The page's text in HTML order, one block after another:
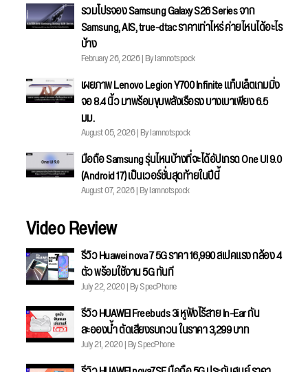
รวมโปรจอง Samsung Galaxy S26 Series จาก
Samsung, AIS, true-dtac ราคาเท่าไหร่ ค่ายไหนได้อะไร
บ้าง
February 26, 2026 | By Iamnotspock
เผยภาพ Lenovo Legion Y700 Infinite แท็บเล็ตเกมมิ่ง
จอ 8.4 นิ้ว มาพร้อมขุมพลังเรือธง บางเบาเพียง 6.5
มม.
August 05, 2026 | By Iamnotspock
มือถือ Samsung รุ่นไหนบ้างที่จะได้อัปเกรด One UI 9.0
(Android 17) เป็นเวอร์ชั่นสุดท้ายในปีนี้
August 07, 2026 | By Iamnotspock
Video Review
รีวิว Huawei nova 7 5G ราคา 16,990 สเปคแรง กล้อง 4
ตัว พร้อมใช้งาน 5G ทันที
July 22, 2020 | By SpecPhone
รีวิว HUAWEI Freebuds 3i หูฟังไร้สาย In-Ear กัน
ละอองน้ำ ตัดเสียงรบกวน ในราคา 3,299 บาท
July 21, 2020 | By SpecPhone